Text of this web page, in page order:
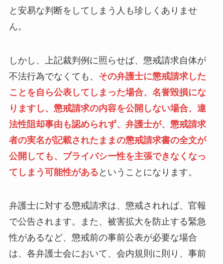
と安易な判断をしてしまう人も珍しくありませ
ん。
しかし、上記裁判例に照らせば、懲戒請求自体が
不法行為でなくても、 その弁護士に懲戒請求した
ことを自ら公表してしまった場合、名誉毀損にな
りますし、懲戒請求の内容を公開しない場合、違
法性阻却事由も認められず、弁護士が、懲戒請求
者の実名が記載されたままの懲戒請求書の全文が
公開しても、プライバシー性を主張できなくなっ
てしまう可能性がある ということになります。
弁護士に対する懲戒請求は、懲戒されれば、官報
で公告されます。また、被害拡大を防止する緊急
性があるなど、懲戒前の事前公表が必要な場合
は、各弁護士会において、会内規則に則り、事前